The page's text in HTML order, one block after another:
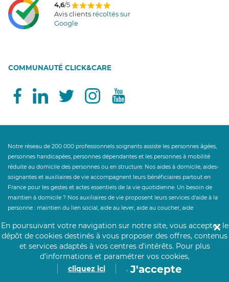
4,6/5
Avis clients récoltés sur
Google
COMMUNAUTÉ CLICK&CARE
Notre réseau de 200 000 professionnels soignants assiste les personnes âgées,
personnes handicapées, personnes dépendantes et les personnes à mobilité
réduite au domicile des personnes ou en structure. Nos aides à domicile, aides-
soignantes et auxiliaires de vie accompagnent leurs bénéficiaires partout en
France pour les gestes et actes essentiels de la vie quotidienne. Un besoin de
maintien à domicile ? Nos auxiliaires de vie proposent leurs services d'aide à la
personne : maintien du lien social, aide au lever, aide au coucher, aide
prise des repas, garde de jour et garde de nuit à la personne aidée. Notre service
d'aide à la personne accompagne le maintien à domicile et le retour à domicile
après hospitalisation. Click&Care ouvre droit à des aides financières telles que
l'Allocation Personnalisée d'Autonomie et au crédit d'impôt des services à la
personne à hauteur de 50%. Un besoin de personnel hospitalier en
En poursuivant votre navigation sur notre site, vous acceptez le
dépôt de cookies destinés à vous proposer des offres, contenus
et services adaptés à vos centres d’intérêts. Pour plus
d’informations et paramétrer vos cookies,
cliquez ici
. J'accepte
✕